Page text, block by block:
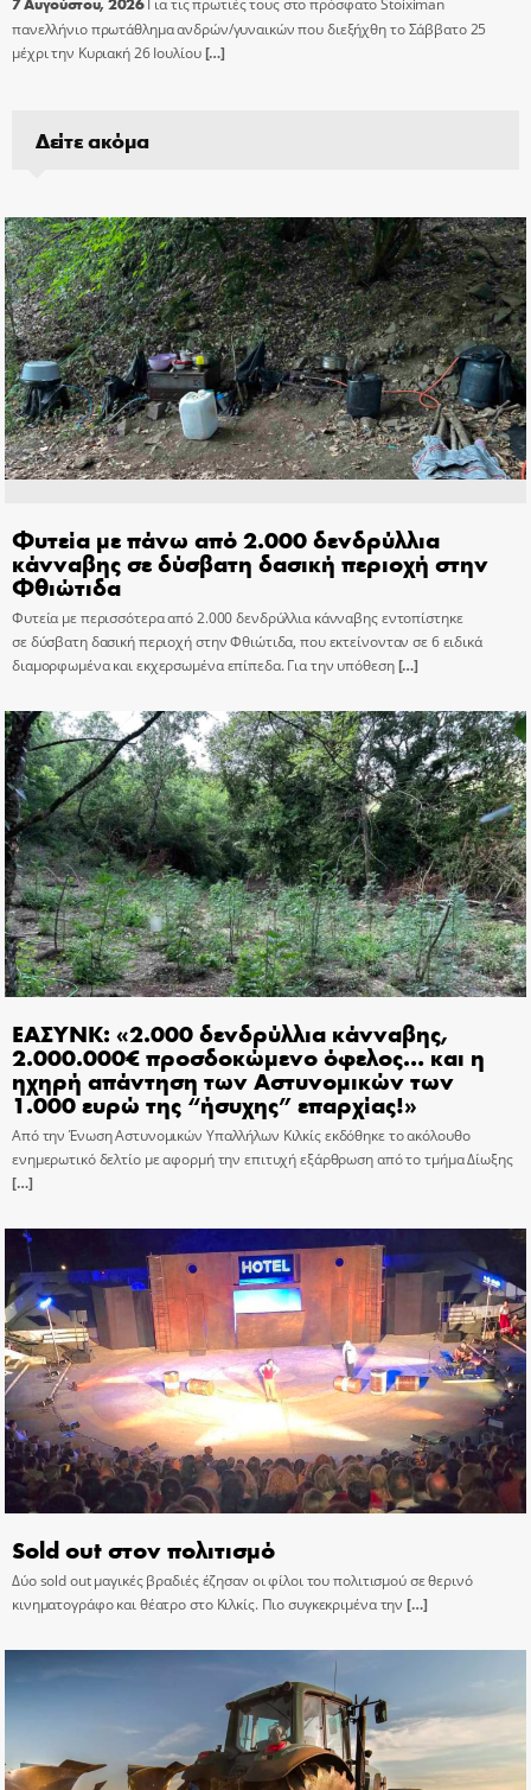
Για τις πρωτιές τους στο πρόσφατο Stoiximan
πανελλήνιο πρωτάθλημα ανδρών/γυναικών που διεξήχθη το Σάββατο 25
μέχρι την Κυριακή 26 Ιουλίου[…]
Δείτε ακόμα
Φυτεία με πάνω από 2.000 δενδρύλλια
κάνναβης σε δύσβατη δασική περιοχή στην
Φθιώτιδα
Φυτεία με περισσότερα από 2.000 δενδρύλλια κάνναβης εντοπίστηκε
σε δύσβατη δασική περιοχή στην Φθιώτιδα, που εκτείνονταν σε 6 ειδικά
διαμορφωμένα και εκχερσωμένα επίπεδα. Για την υπόθεση[…]
ΕΑΣΥΝΚ: «2.000 δενδρύλλια κάνναβης,
2.000.000€ προσδοκώμενο όφελος… και η
ηχηρή απάντηση των Αστυνομικών των
1.000 ευρώ της “ήσυχης” επαρχίας!»
Από την Ένωση Αστυνομικών Υπαλλήλων Κιλκίς εκδόθηκε το ακόλουθο
ενημερωτικό δελτίο με αφορμή την επιτυχή εξάρθρωση από το τμήμα Δίωξης
[…]
Sold out στον πολιτισμό
Δύο sold out μαγικές βραδιές έζησαν οι φίλοι του πολιτισμού σε θερινό
κινηματογράφο και θέατρο στο Κιλκίς. Πιο συγκεκριμένα την […]